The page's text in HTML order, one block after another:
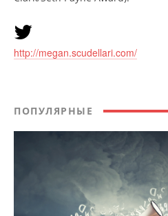
http://megan.scudellari.com/
ПОПУЛЯРНЫЕ